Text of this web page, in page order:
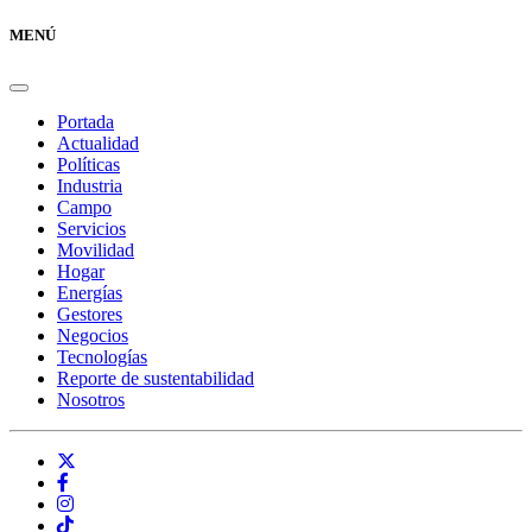
MENÚ
Portada
Actualidad
Políticas
Industria
Campo
Servicios
Movilidad
Hogar
Energías
Gestores
Negocios
Tecnologías
Reporte de sustentabilidad
Nosotros